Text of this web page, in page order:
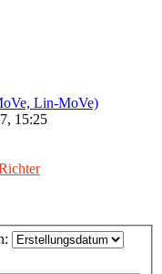
Lin-MoVe)
15:25